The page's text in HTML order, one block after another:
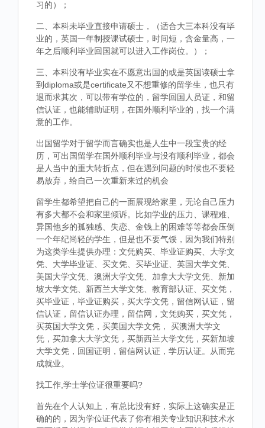
习的）；
二、本科未毕业直接申请硕士，（适合大三本科没有毕
业的，英国一年制授课试硕士，时间短，含金量高，一
年之后顺利毕业回国就可以进入工作岗位。）；
三、本科没有毕业实在不愿意出国的或是英国读硕士拿
到diploma或是certificate又不想重修的留学生，也只有
退而求其次，可以带有学位的，留学回国人员证，和留
信认证，也能辅助证明，在国外顺利毕业的，找一个满
意的工作。
出国留学对于留学而言确实也是人生中一段宝贵的经
历，可出国留学在国外顺利毕业与没有顺利毕业，都会
是人当中的重大转折点，但在遇到问题的时候也不要轻
易放弃，给自己一次重新来过的机会
留学生都希望把自己的一面展现给家里，无论自己压力
有多大都不会和家里倾诉。比如学业的压力、课程难、
异国他乡的孤独感、失恋、金钱上的困难等等都会压倒
一个年纪尚轻的学生，但是也不要气馁，因为我们特别
为这类学生提供办理：文凭购买、毕业证购买、大学文
凭、大学毕业证、买文凭、买毕业证、英国大学文凭、
美国大学文凭、澳洲大学文凭、加拿大大学文凭、新加
坡大学文凭、新西兰大学文凭、教育部认证、买文凭，
买毕业证，毕业证购买，买大学文凭，留信网认证，留
信认证，留信认证办理，留信网，文凭购买，买文凭，
买英国大学文凭，买美国大学文凭， 买澳洲大学文
凭，买加拿大大学文凭，买新西兰大学文凭，买新加坡
大学文凭，回国证明，留信网认证，学历认证。从而完
成就业。
找工作,学士学位证很重要吗?
首先在个人认知上，有总比没有好，实际上这确实是正
确的的，因为学位证代表了你有相关专业知识和技术水